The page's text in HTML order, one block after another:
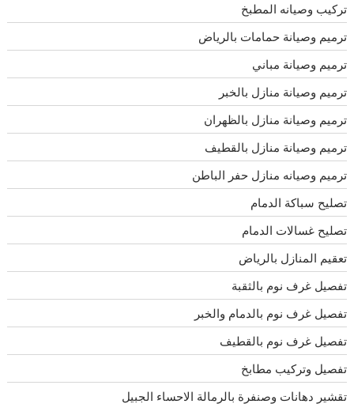
تركيب وصيانه المطبخ
ترميم وصيانة حمامات بالرياض
ترميم وصيانة مباني
ترميم وصيانة منازل بالخبر
ترميم وصيانة منازل بالظهران
ترميم وصيانة منازل بالقطيف
ترميم وصيانه منازل حفر الباطن
تصليح سباكة الدمام
تصليح غسالات الدمام
تعقيم المنازل بالرياض
تفصيل غرف نوم بالثقبة
تفصيل غرف نوم بالدمام والخبر
تفصيل غرف نوم بالقطيف
تفصيل وتركيب مطابخ
تقشير دهانات وصنفرة بالرمالة الاحساء الجبيل